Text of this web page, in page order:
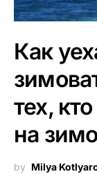
Как
тех,
на
by Milya